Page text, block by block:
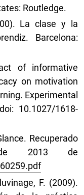
Routledge.
La clase y la
Barcelona:
of informative
on motivation
Experimental
10.1027/1618-
Recuperado
2013 de
F. (2009).